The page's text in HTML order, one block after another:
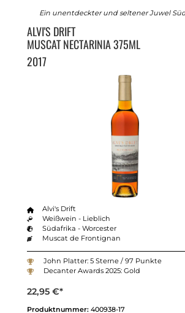
Ein unentdeckter und seltener Juwel
ALVI'S DRIFT
MUSCAT NECTARINIA 375ML
2017
Alvi's Drift
Weißwein - Lieblich
Südafrika - Worcester
Muscat de Frontignan
John Platter: 5 Sterne / 97 Punkte
Decanter Awards 2025: Gold
22,95 €*
Produktnummer: 400938-17